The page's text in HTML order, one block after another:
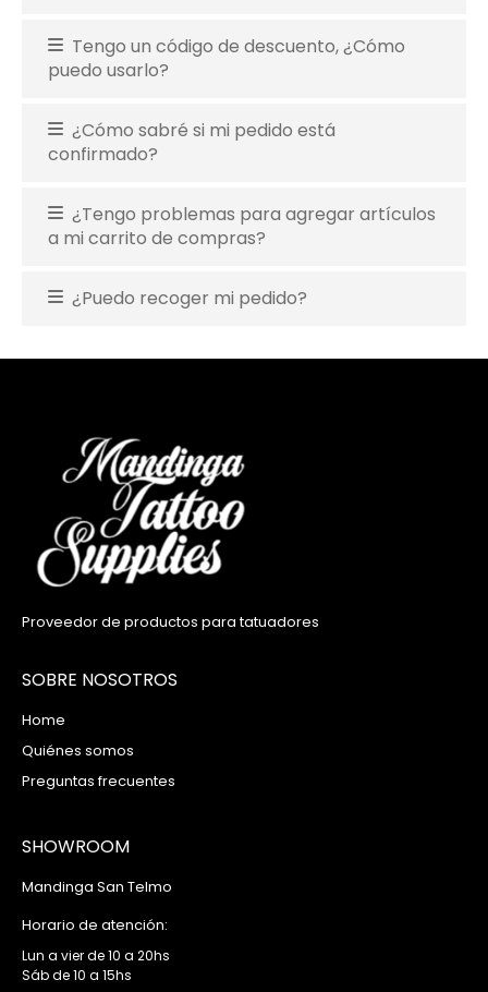
Tengo un código de descuento, ¿Cómo
puedo usarlo?
¿Cómo sabré si mi pedido está
confirmado?
¿Tengo problemas para agregar artículos
a mi carrito de compras?
¿Puedo recoger mi pedido?
Proveedor de productos para tatuadores
SOBRE NOSOTROS
Home
Quiénes somos
Preguntas frecuentes
SHOWROOM
Mandinga San Telmo
Horario de atención:
Lun a vier de 10 a 20hs
Sáb de 10 a 15hs